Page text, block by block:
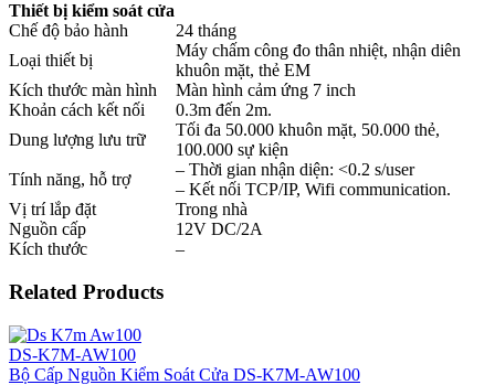
Thiết bị kiểm soát cửa
Chế độ bảo hành
24 tháng
Loại thiết bị
Máy chấm công đo thân nhiệt, nhận diên
khuôn mặt, thẻ EM
Kích thước màn hình
Màn hình cảm ứng 7 inch
Khoản cách kết nối
0.3m đến 2m.
Dung lượng lưu trữ
Tối đa 50.000 khuôn mặt, 50.000 thẻ,
100.000 sự kiện
Tính năng, hỗ trợ
– Thời gian nhận diện: <0.2 s/user
– Kết nối TCP/IP, Wifi communication.
Vị trí lắp đặt
Trong nhà
Nguồn cấp
12V DC/2A
Kích thước
–
Related Products
DS-K7M-AW100
Bộ Cấp Nguồn Kiểm Soát Cửa DS-K7M-AW100